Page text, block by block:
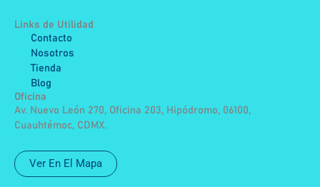
Links de Utilidad
Contacto
Nosotros
Tienda
Blog
Oficina
Av. Nuevo León 270, Oficina 203, Hipódromo, 06100,
Cuauhtémoc, CDMX.
Ver En El Mapa